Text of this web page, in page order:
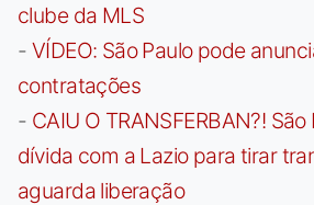
clube da MLS
- VÍDEO: São Paulo pode
contratações
- CAIU O TRANSFERBAN?!
dívida com a Lazio para tirar
aguarda liberação